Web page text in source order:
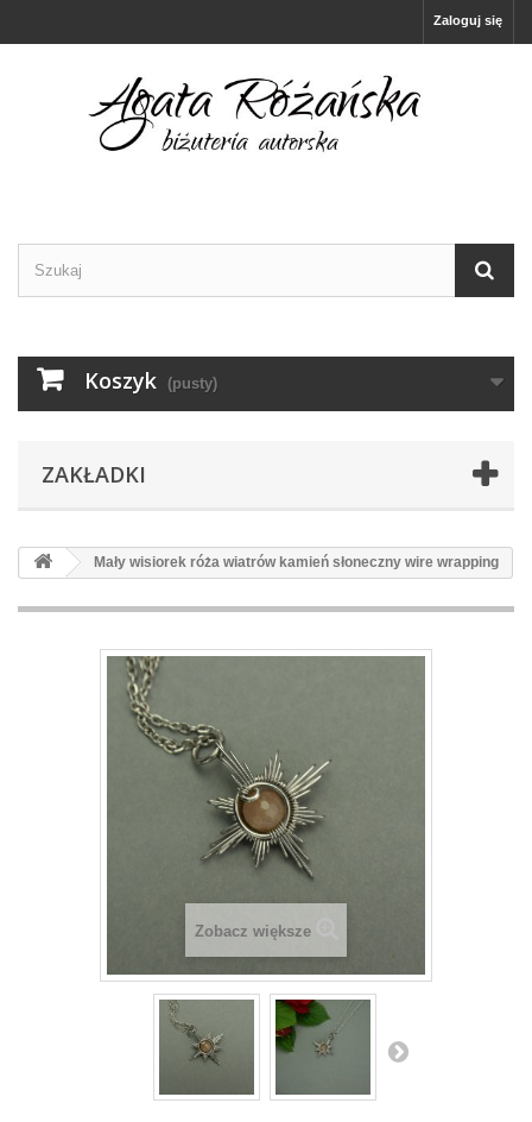
Zaloguj się
Koszyk (pusty)
ZAKŁADKI
Mały wisiorek róża wiatrów kamień słoneczny wire wrapping
Zobacz większe